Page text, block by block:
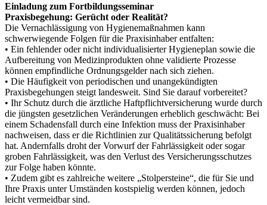
Einladung zum Fortbildungsseminar
Praxisbegehung: Gerücht oder Realität?
Die Vernachlässigung von Hygienemaßnahmen kann
schwerwiegende Folgen für die Praxisinhaber entfalten:
• Ein fehlender oder nicht individualisierter Hygieneplan sowie die
Aufbereitung von Medizinprodukten ohne validierte Prozesse
können empfindliche Ordnungsgelder nach sich ziehen.
• Die Häufigkeit von periodischen und unangekündigten
Praxisbegehungen steigt landesweit. Sind Sie darauf vorbereitet?
• Ihr Schutz durch die ärztliche Haftpflichtversicherung wurde durch
die jüngsten gesetzlichen Veränderungen erheblich geschwächt: Bei
einem Schadensfall durch eine Infektion muss der Praxisinhaber
nachweisen, dass er die Richtlinien zur Qualitätssicherung befolgt
hat. Andernfalls droht der Vorwurf der Fahrlässigkeit oder sogar
groben Fahrlässigkeit, was den Verlust des Versicherungsschutzes
zur Folge haben könnte.
• Zudem gibt es zahlreiche weitere „Stolpersteine“, die für Sie und
Ihre Praxis unter Umständen kostspielig werden können, jedoch
leicht vermeidbar sind.